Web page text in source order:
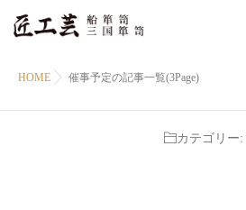
HOME 催事予定の記事一覧(3Page)
カテゴリー: